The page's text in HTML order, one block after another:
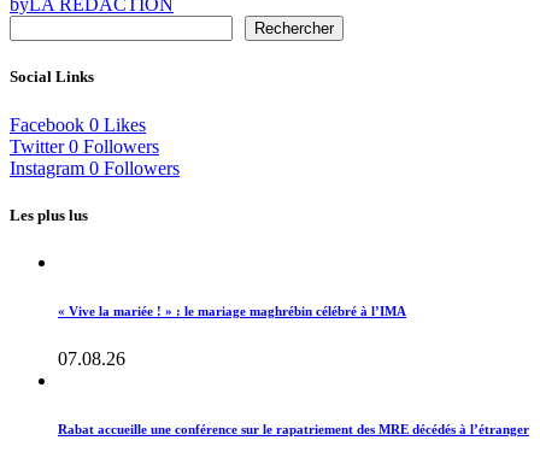
byLA RÉDACTION
Rechercher
Social Links
Facebook 0 Likes
Twitter 0 Followers
Instagram 0 Followers
Les plus lus
« Vive la mariée ! » : le mariage maghrébin célébré à l’IMA
07.08.26
Rabat accueille une conférence sur le rapatriement des MRE décédés à l’étranger